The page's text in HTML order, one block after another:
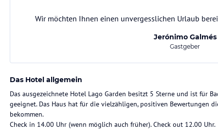
Wir möchten Ihnen einen unvergesslichen Urlaub
Jerónimo Galmés
Gastgeber
Das Hotel allgemein
Das ausgezeichnete Hotel Lago Garden besitzt 5 Sterne und ist für
geeignet. Das Haus hat für die vielzähligen, positiven Bewertungen
bekommen.
Check in 14.00 Uhr (wenn möglich auch früher). Check out 12.00 Uhr.